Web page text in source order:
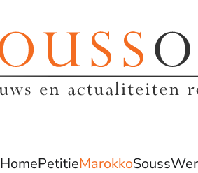
HomePetitieMarokkoSouss